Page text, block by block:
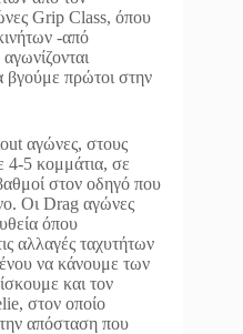
Grip Class, όπου
-από
βγούμε πρώτοι στην
αγώνες, στους
4-5 κομμάτια, σε
στον οδηγό που
Οι Drag αγώνες
όπου
αλλαγές ταχυτήτων
να κάνουμε των
και τον
στον οποίο
απόσταση που